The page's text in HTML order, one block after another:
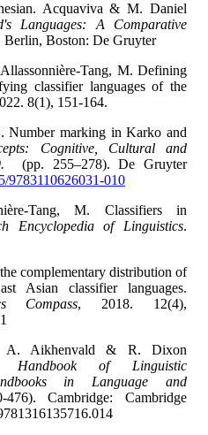
Acquaviva & M. Daniel
Languages: A Comparative
Berlin, Boston: De Gruyter
Tang, M. Defining
classifier languages of the
8(1), 151-164.
Number marking in Karko and
Cognitive, Cultural and
(pp. 255–278). De Gruyter
9783110626031-010
Tang, M. Classifiers in
Encyclopedia of Linguistics.
complementary distribution of
Asian classifier languages.
Compass, 2018. 12(4),
A. Aikhenvald & R. Dixon
Handbook of Linguistic
in Language and
Cambridge: Cambridge